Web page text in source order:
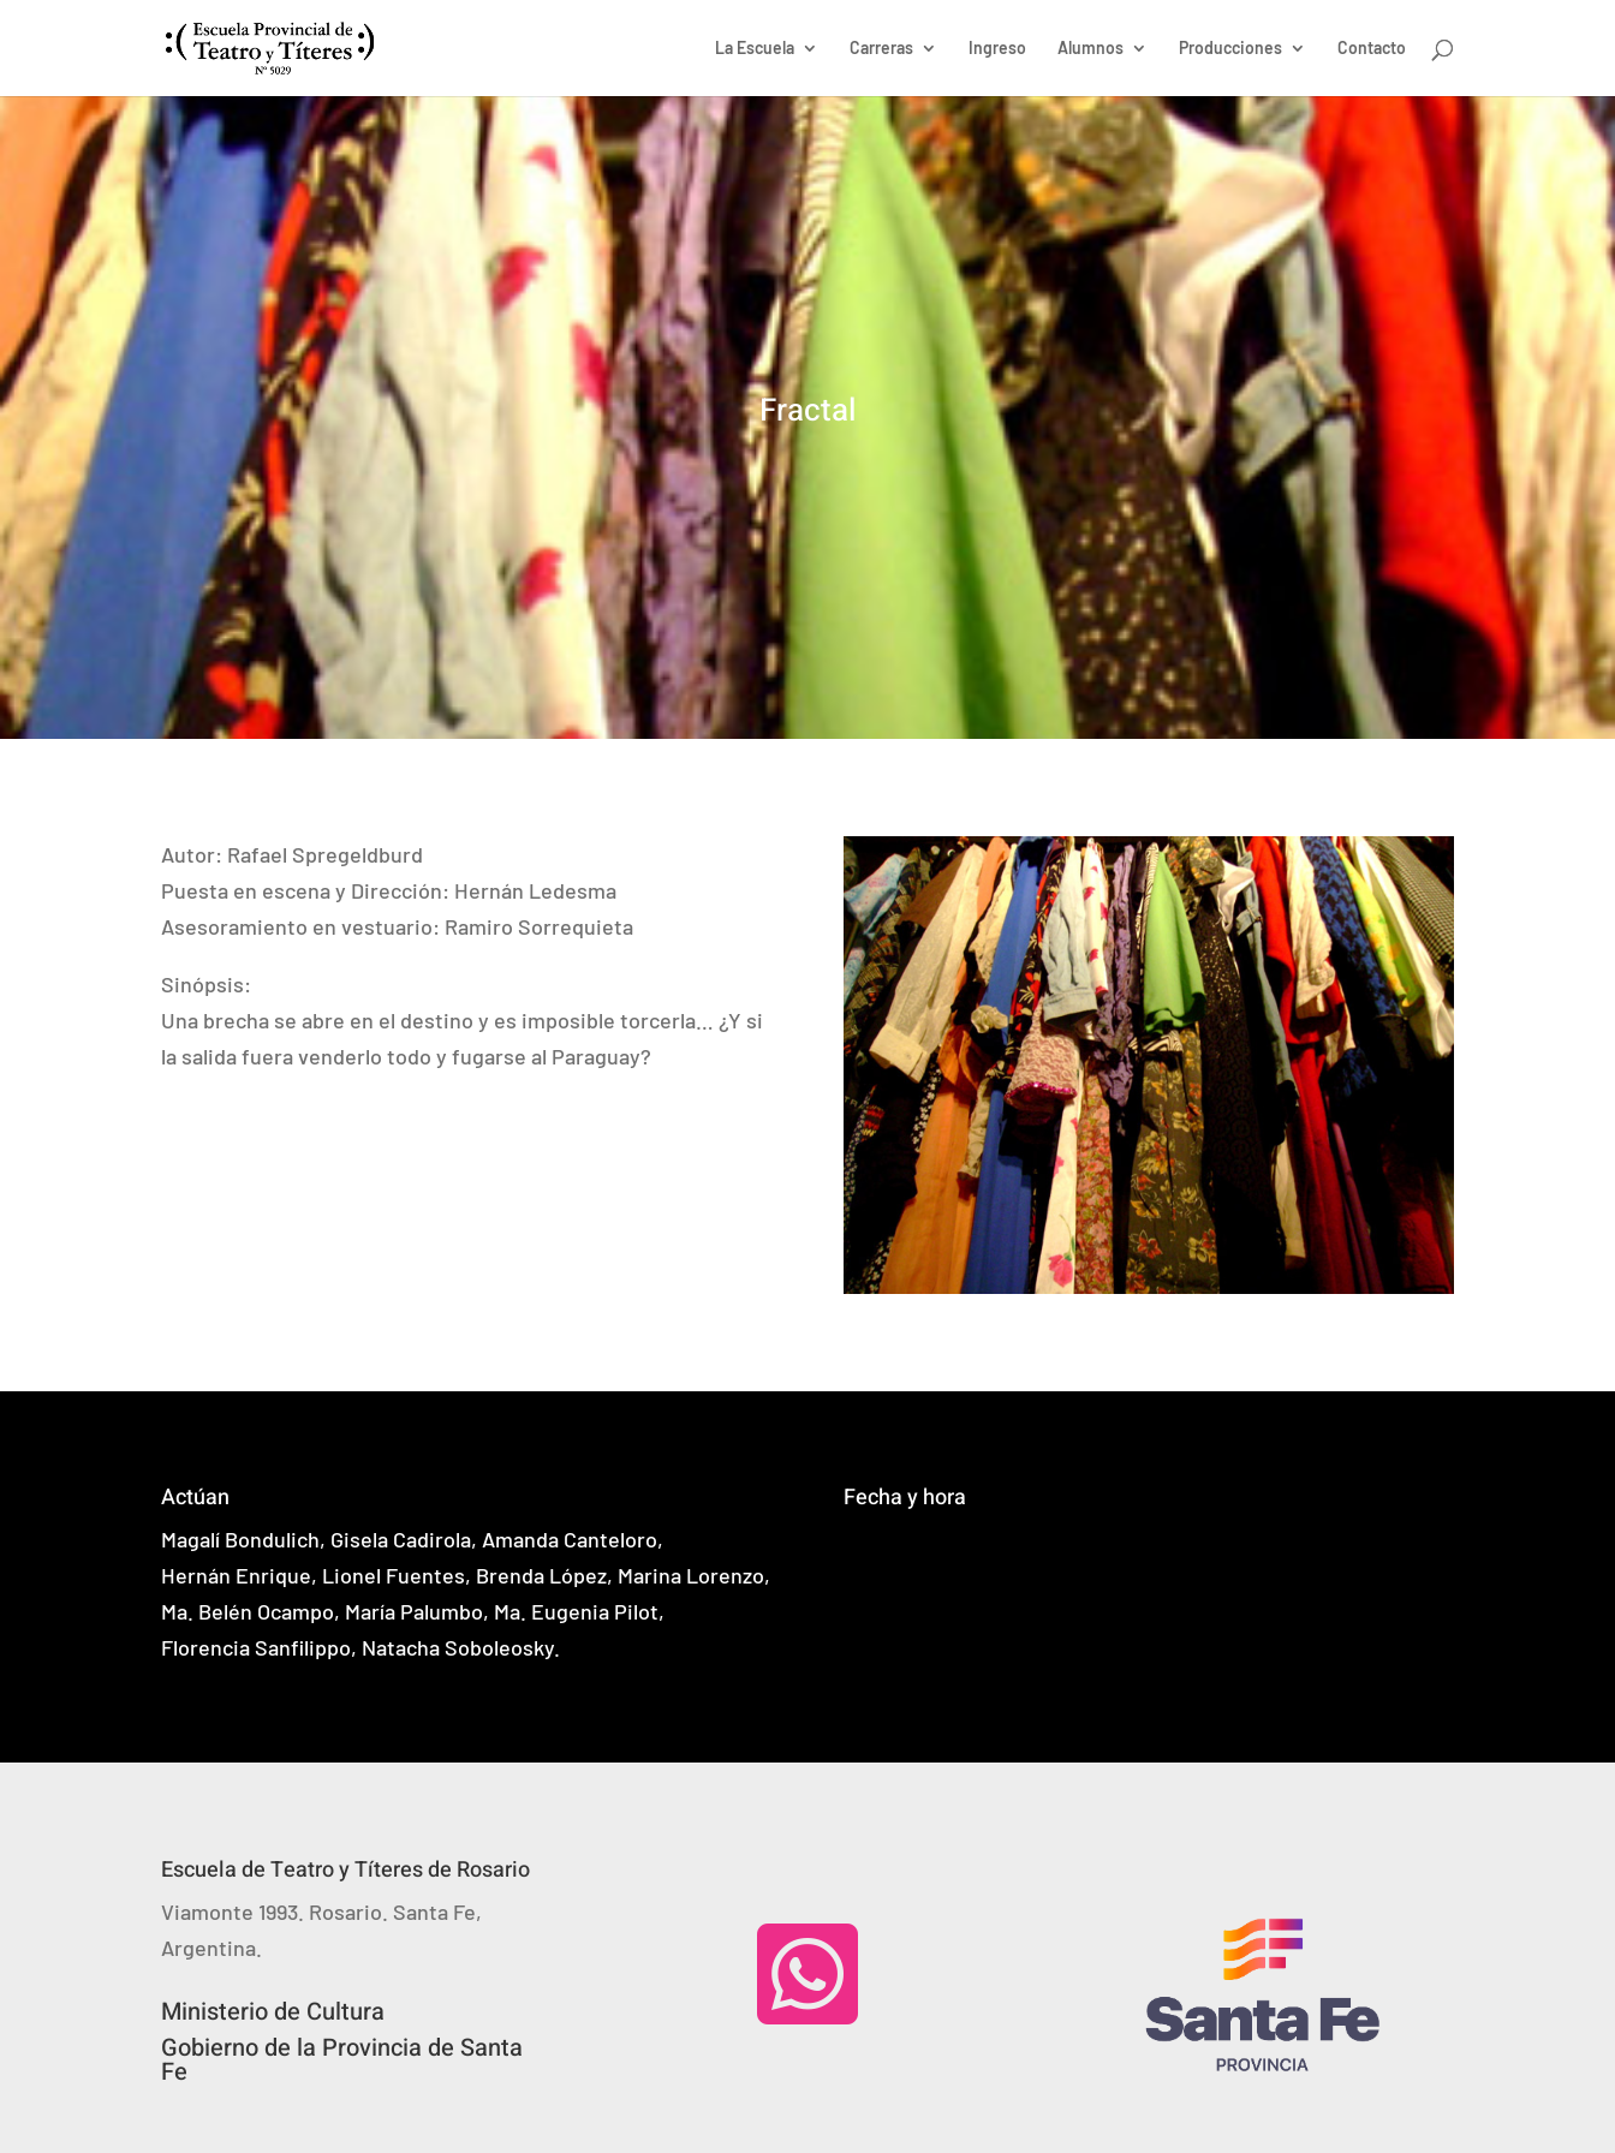
La Escuela Carreras Ingreso Alumnos Producciones Contacto
Fractal
Autor: Rafael Spregeldburd
Puesta en escena y Dirección: Hernán Ledesma
Asesoramiento en vestuario: Ramiro Sorrequieta
Sinópsis:
Una brecha se abre en el destino y es imposible torcerla… ¿Y si
la salida fuera venderlo todo y fugarse al Paraguay?
Actúan
Magalí Bondulich, Gisela Cadirola, Amanda Canteloro,
Hernán Enrique, Lionel Fuentes, Brenda López, Marina Lorenzo,
Ma. Belén Ocampo, María Palumbo, Ma. Eugenia Pilot,
Florencia Sanfilippo, Natacha Soboleosky.
Fecha y hora
Escuela de Teatro y Títeres de Rosario
Viamonte 1993. Rosario. Santa Fe,
Argentina.
Ministerio de Cultura
Gobierno de la Provincia de Santa
Fe
